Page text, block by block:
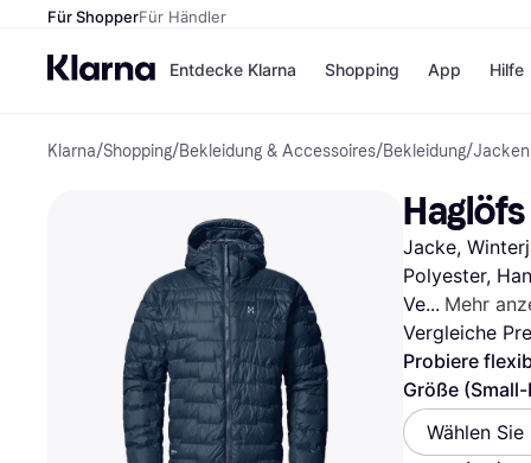
Für ShopperFür Händler
Entdecke Klarna
Zahlungsmethoden
Sofort bezahlen
Bezahle in 3
Teilzahlungen
Bezahle in bis zu 30
Shopping
Shops
eBay
Temu
SHEIN
Alle Shops
App Hilfe
Klarna/Shopping/Bekleidung & Accessoires/Bekleidung/Jacken
Jacke,
Polyester,
Ve
Mehr
Vergleiche
Probiere
Größe
Wählen